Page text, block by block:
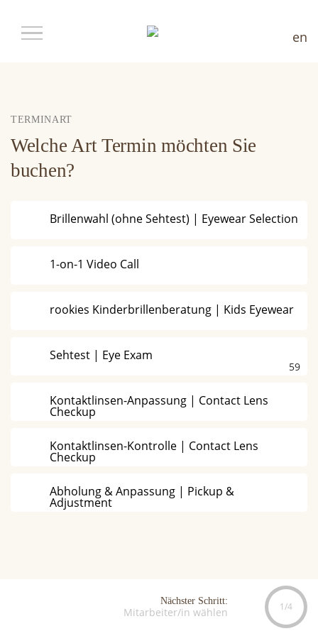
en
TERMINART
Welche Art Termin möchten Sie
buchen?
Brillenwahl (ohne Sehtest) | Eyewear Selection
1-on-1 Video Call
rookies Kinderbrillenberatung | Kids Eyewear
Sehtest | Eye Exam
59
Kontaktlinsen-Anpassung | Contact Lens
Checkup
Kontaktlinsen-Kontrolle | Contact Lens
Checkup
Abholung & Anpassung | Pickup &
Adjustment
Nächster Schritt:
Mitarbeiter/in wählen 1/4